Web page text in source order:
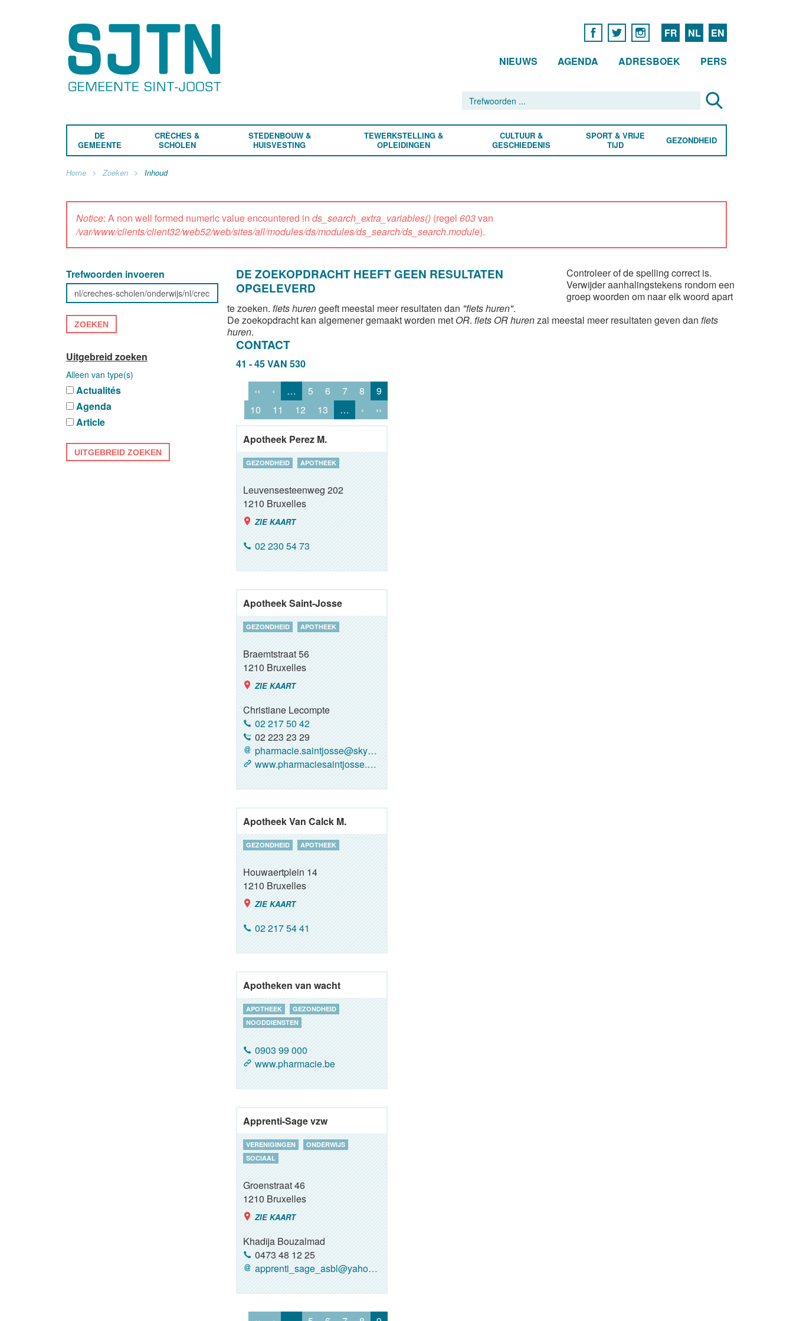
FR NL EN
NIEUWS AGENDA ADRESBOEK PERS
DE
GEMEENTE
CRÈCHES &
SCHOLEN
STEDENBOUW &
HUISVESTING
TEWERKSTELLING &
OPLEIDINGEN
CULTUUR &
GESCHIEDENIS
SPORT & VRIJE
TIJD
GEZONDHEID
Home Zoeken Inhoud
Notice: A non well formed numeric value encountered in ds_search_extra_variables() (regel 603van
/var/www/clients/client32/web52/web/sites/all/modules/ds/modules/ds_search/ds_search.module).
Trefwoorden invoeren
ZOEKEN
Uitgebreid zoeken
Alleen van type(s)
Actualités
Agenda
Article
UITGEBREID ZOEKEN
DE ZOEKOPDRACHT HEEFT GEEN RESULTATEN
OPGELEVERD
Controleer of de spelling correct is.
Verwijder aanhalingstekens rondom een
groep woorden om naar elk woord apart
te zoeken. fiets hurengeeft meestal meer resultaten dan "fiets huren".
De zoekopdracht kan algemener gemaakt worden met OR. fiets OR hurenzal meestal meer resultaten geven dan fiets
huren.
CONTACT
41 - 45 VAN 530
‹‹
‹ … 5 6 7 8
9
10
11 12 13 … › ››
Apotheek Perez M.
GEZONDHEID APOTHEEK
Leuvensesteenweg 202
1210Bruxelles
ZIE KAART
02 230 54 73
Apotheek Saint-Josse
GEZONDHEID APOTHEEK
Braemtstraat 56
1210Bruxelles
ZIE KAART
Christiane Lecompte
02 217 50 42
02 223 23 29
pharmacie.saintjosse@skynet.be
www.pharmaciesaintjosse.com
Apotheek Van Calck M.
GEZONDHEID APOTHEEK
Houwaertplein 14
1210Bruxelles
ZIE KAART
02 217 54 41
Apotheken van wacht
APOTHEEK
GEZONDHEID
NOODDIENSTEN
0903 99 000
www.pharmacie.be
Apprenti-Sage vzw
VERENIGINGEN
ONDERWIJS
SOCIAAL
Groenstraat 46
1210Bruxelles
ZIE KAART
Khadija Bouzalmad
0473 48 12 25
apprenti_sage_asbl@yahoo.fr